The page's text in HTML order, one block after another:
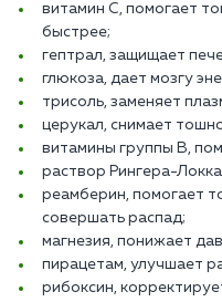
витамин С, помогает
быстрее;
гептрал, защищает
глюкоза, дает мозгу
трисоль, заменяет
церукал, снимает
витамины группы В,
раствор Рингера-
реамберин, помогает
совершать распад;
магнезия, понижает
пирацетам, улучшает
рибоксин,